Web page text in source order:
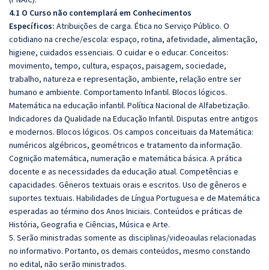
4.1 O Curso não contemplará em Conhecimentos
Específicos: Atribuições de carga. Ética no Serviço Público. O
cotidiano na creche/escola: espaço, rotina, afetividade, alimentação,
higiene, cuidados essenciais. O cuidar e o educar. Conceitos:
movimento, tempo, cultura, espaços, paisagem, sociedade,
trabalho, natureza e representação, ambiente, relação entre ser
humano e ambiente. Comportamento Infantil. Blocos lógicos.
Matemática na educação infantil. Política Nacional de Alfabetização.
Indicadores da Qualidade na Educação Infantil. Disputas entre antigos
e modernos. Blocos lógicos. Os campos conceituais da Matemática:
numéricos algébricos, geométricos e tratamento da informação.
Cognição matemática, numeração e matemática básica. A prática
docente e as necessidades da educação atual. Competências e
capacidades. Gêneros textuais orais e escritos. Uso de gêneros e
suportes textuais. Habilidades de Língua Portuguesa e de Matemática
esperadas ao término dos Anos Iniciais. Conteúdos e práticas de
História, Geografia e Ciências, Música e Arte.
5. Serão ministradas somente as disciplinas/videoaulas relacionadas
no informativo. Portanto, os demais conteúdos, mesmo constando
no edital, não serão ministrados.